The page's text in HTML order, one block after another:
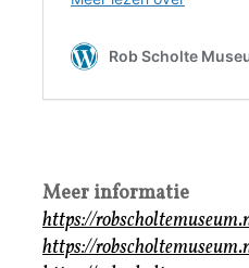
Meer informatie
https://
https://